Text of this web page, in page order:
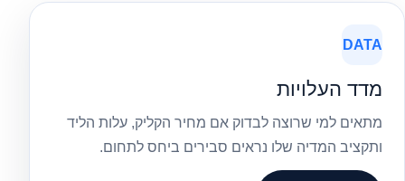
DATA
מדד העלויות
מתאים למי שרוצה לבדוק אם מחיר הקליק, עלות הליד
ותקציב המדיה שלו נראים סבירים ביחס לתחום.